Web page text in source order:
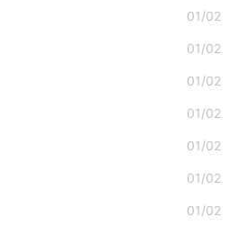
01/02
01/02
01/02
01/02
01/02
01/02
01/02